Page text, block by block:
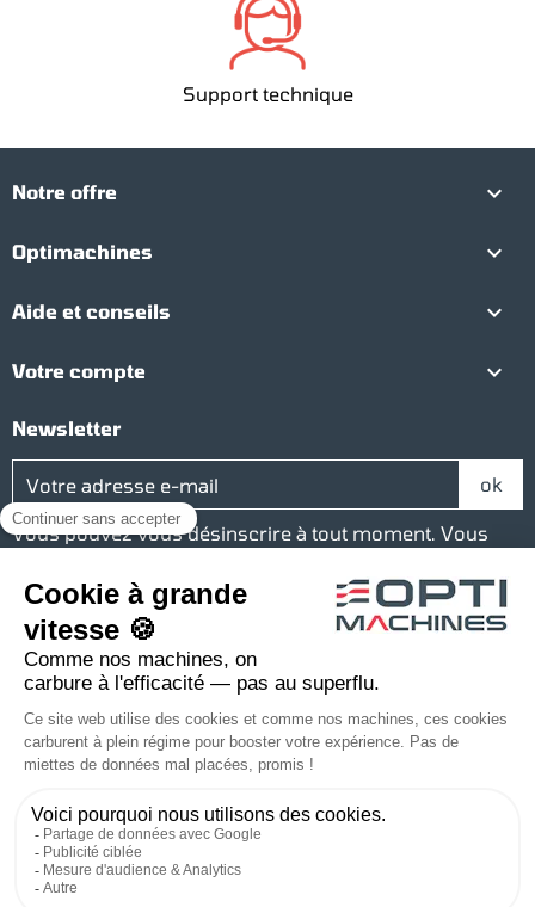
Support technique
Notre offre 
Optimachines 
Aide et conseils 
Votre compte 
Newsletter
Vous pouvez vous désinscrire à tout moment. Vous
les conditions d'utilisation du site.
Réseaux sociaux
FacebookYouTubeInstagram
LinkedIn
Une société du groupe Baudelet
© 2026 Optimachines - Tous droits réservés